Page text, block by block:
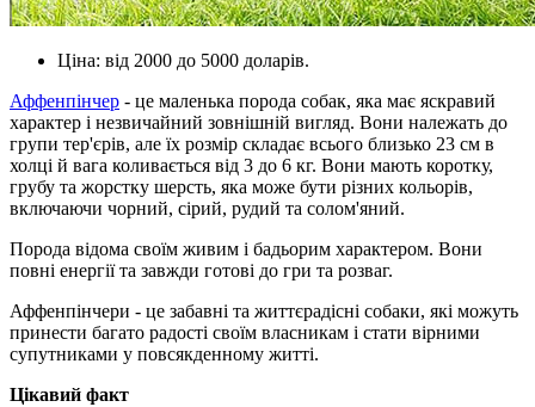
Ціна: від 2000 до 5000 доларів.
Аффенпінчер - це маленька порода собак, яка має яскравий
характер і незвичайний зовнішній вигляд. Вони належать до
групи тер'єрів, але їх розмір складає всього близько 23 см в
холці й вага коливається від 3 до 6 кг. Вони мають коротку,
грубу та жорстку шерсть, яка може бути різних кольорів,
включаючи чорний, сірий, рудий та солом'яний.
Порода відома своїм живим і бадьорим характером. Вони
повні енергії та завжди готові до гри та розваг.
Аффенпінчери - це забавні та життєрадісні собаки, які можуть
принести багато радості своїм власникам і стати вірними
супутниками у повсякденному житті.
Цікавий факт